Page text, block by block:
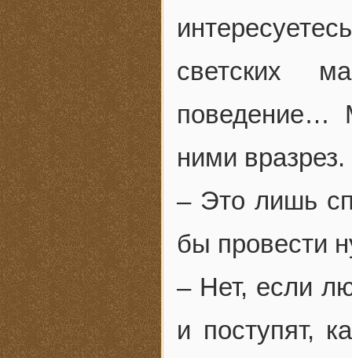
светских
поведение…
ними вразрез.
– Это лишь
бы провести
– Нет, если
и поступят,